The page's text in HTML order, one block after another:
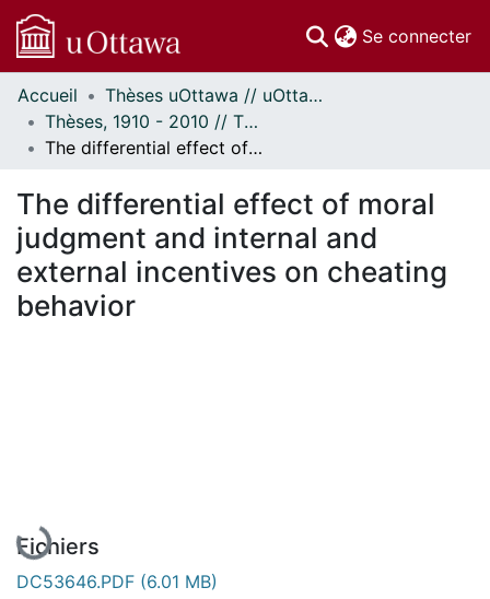
Se connecter
Communautés
et collections
Parcourir
À propos
Accueil
Thèses uOttawa // uOttawa Theses
Thèses, 1910 - 2010 // Theses, 1910 - 2010
The differential effect of moral judgment and internal and external incentives on cheating behavior
The differential effect of moral
judgment and internal and
external incentives on cheating
behavior
Fichiers
DC53646.PDF (6.01 MB)